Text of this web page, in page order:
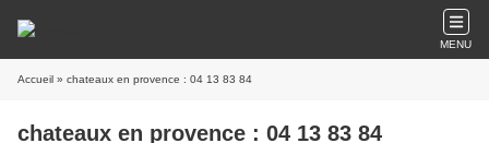
MENU
Accueil » chateaux en provence : 04 13 83 84
chateaux en provence : 04 13 83 84